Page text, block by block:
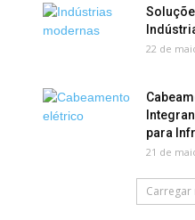
22 de
para
21 de
Carregar